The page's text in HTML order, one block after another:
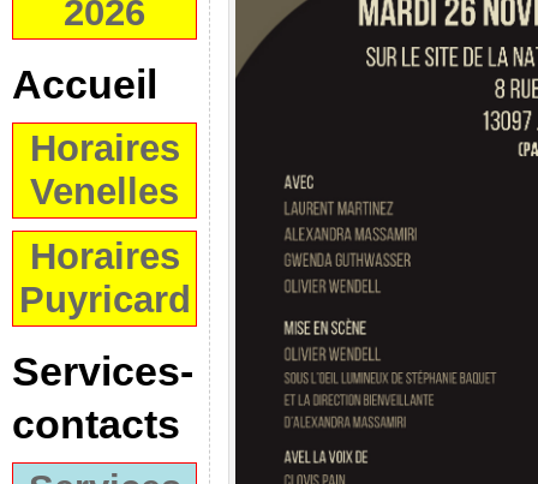
2026
Accueil
Horaires
Venelles
Horaires
Puyricard
Services-
contacts